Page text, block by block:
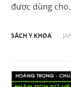
được dùng
SÁCH Y KHOA